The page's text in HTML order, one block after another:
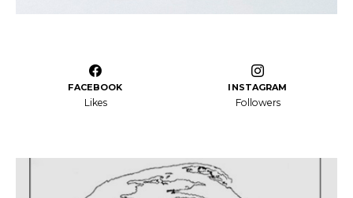
FACEBOOK
Likes
INSTAGRAM
Followers